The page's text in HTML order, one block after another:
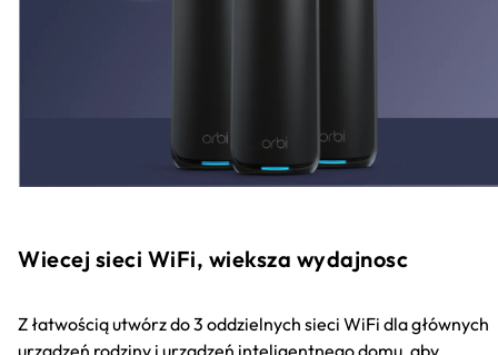
Wiecej sieci WiFi, wieksza wydajnosc
Z łatwością utwórz do 3 oddzielnych sieci WiFi dla głównych
urządzeń rodziny i urządzeń inteligentnego domu, aby